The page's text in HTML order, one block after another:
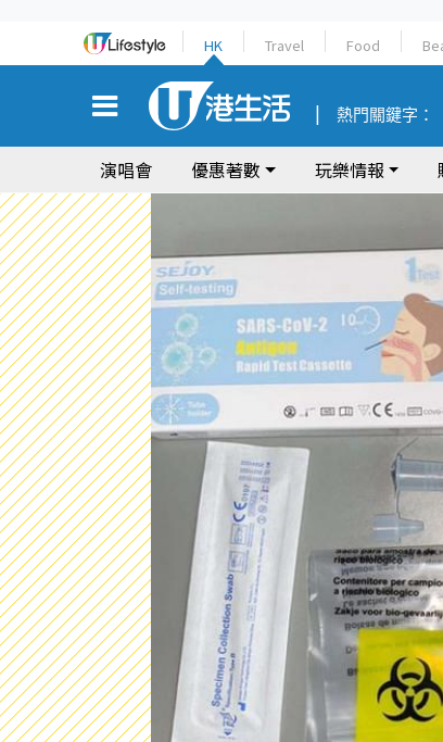
HK Travel Food
熱門關鍵字：
演唱會 優惠著數 玩樂情報